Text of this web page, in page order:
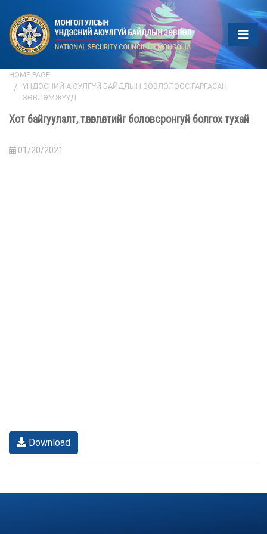
HOME PAGE
ҮНДЭСНИЙ АЮУЛГҮЙ БАЙДЛЫН ЗӨВЛӨЛӨӨС ГАРГАСАН
ЗӨВЛӨМЖҮҮД
Хот байгуулалт, төлөвлөлтийг боловсронгуй болгох тухай
01/20/2021
Download